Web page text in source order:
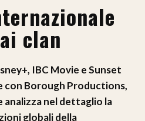
clan
IBC Movie e Sunset
con Borough Productions,
analizza nel dettaglio la
globali della